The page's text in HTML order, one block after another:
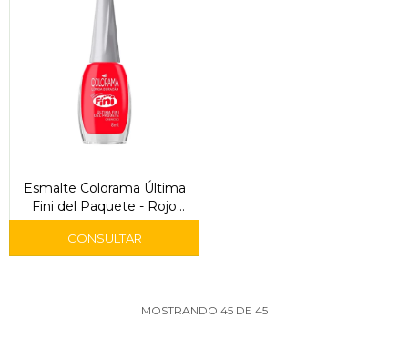
Esmalte Colorama Última
Fini del Paquete - Rojo
Larga Duración
MOSTRANDO 45DE 45